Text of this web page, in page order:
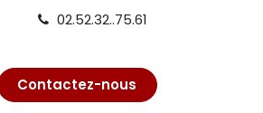
02.52.32..75.61
Contactez-nous